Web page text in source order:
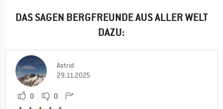
DAS SAGEN BERGFREUNDE AUS ALLER WELT
DAZU:
Astrid
29.11.2025
0 0